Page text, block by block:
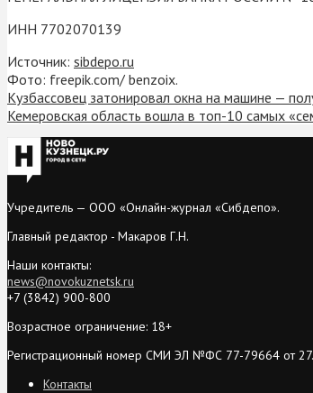
ИНН 7702070139
Источник: sibdepo.ru
Фото: freepik.com/ benzoix.
Кузбассовец затонировал окна на машине —
Кемеровская область вошла в топ-10 самых
Учредитель — ООО «Онлайн-журнал «Сибдепо».
Главный редактор - Макаров Г.Н.
Наши контакты:
news@novokuznetsk.ru
+7 (3842) 900-800
Возрастное ограничение: 18+
Регистрационный номер СМИ ЭЛ №ФС 77-79664 от
Контакты